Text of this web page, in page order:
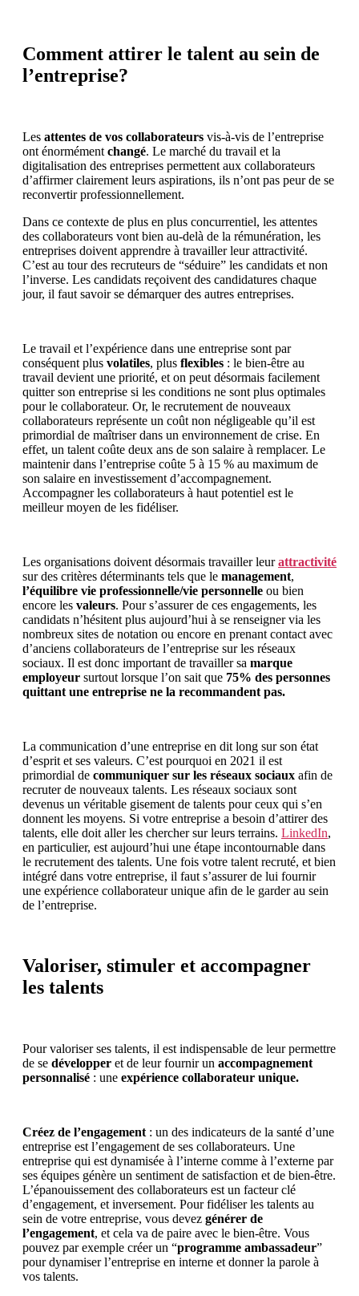
Comment attirer le talent au sein de
l’entreprise?
Les attentes de vos collaborateurs vis-à-vis de l’entreprise
ont énormément changé. Le marché du travail et la
digitalisation des entreprises permettent aux collaborateurs
d’affirmer clairement leurs aspirations, ils n’ont pas peur de se
reconvertir professionnellement.
Dans ce contexte de plus en plus concurrentiel, les attentes
des collaborateurs vont bien au-delà de la rémunération, les
entreprises doivent apprendre à travailler leur attractivité.
C’est au tour des recruteurs de “séduire” les candidats et non
l’inverse. Les candidats reçoivent des candidatures chaque
jour, il faut savoir se démarquer des autres entreprises.
Le travail et l’expérience dans une entreprise sont par
conséquent plus volatiles, plus flexibles : le bien-être au
travail devient une priorité, et on peut désormais facilement
quitter son entreprise si les conditions ne sont plus optimales
pour le collaborateur. Or, le recrutement de nouveaux
collaborateurs représente un coût non négligeable qu’il est
primordial de maîtriser dans un environnement de crise. En
effet, un talent coûte deux ans de son salaire à remplacer. Le
maintenir dans l’entreprise coûte 5 à 15 % au maximum de
son salaire en investissement d’accompagnement.
Accompagner les collaborateurs à haut potentiel est le
meilleur moyen de les fidéliser.
Les organisations doivent désormais travailler leurattractivité
sur des critères déterminants tels que le management,
l’équilibre vie professionnelle/vie personnelle ou bien
encore les valeurs. Pour s’assurer de ces engagements, les
candidats n’hésitent plus aujourd’hui à se renseigner via les
nombreux sites de notation ou encore en prenant contact avec
d’anciens collaborateurs de l’entreprise sur les réseaux
sociaux. Il est donc important de travailler sa marque
employeur surtout lorsque l’on sait que 75% des personnes
quittant une entreprise ne la recommandent pas.
La communication d’une entreprise en dit long sur son état
d’esprit et ses valeurs. C’est pourquoi en 2021 il est
primordial de communiquer sur les réseaux sociaux afin de
recruter de nouveaux talents. Les réseaux sociaux sont
devenus un véritable gisement de talents pour ceux qui s’en
donnent les moyens. Si votre entreprise a besoin d’attirer des
talents, elle doit aller les chercher sur leurs terrains. LinkedIn,
en particulier, est aujourd’hui une étape incontournable dans
le recrutement des talents. Une fois votre talent recruté, et bien
intégré dans votre entreprise, il faut s’assurer de lui fournir
une expérience collaborateur unique afin de le garder au sein
de l’entreprise.
Valoriser, stimuler et accompagner
les talents
Pour valoriser ses talents, il est indispensable de leur permettre
de se développer et de leur fournir un accompagnement
personnalisé : une expérience collaborateur unique.
Créez de l’engagement : un des indicateurs de la santé d’une
entreprise est l’engagement de ses collaborateurs. Une
entreprise qui est dynamisée à l’interne comme à l’externe par
ses équipes génère un sentiment de satisfaction et de bien-être.
L’épanouissement des collaborateurs est un facteur clé
d’engagement, et inversement. Pour fidéliser les talents au
sein de votre entreprise, vous devez générer de
l’engagement, et cela va de paire avec le bien-être. Vous
pouvez par exemple créer un “programme ambassadeur”
pour dynamiser l’entreprise en interne et donner la parole à
vos talents.